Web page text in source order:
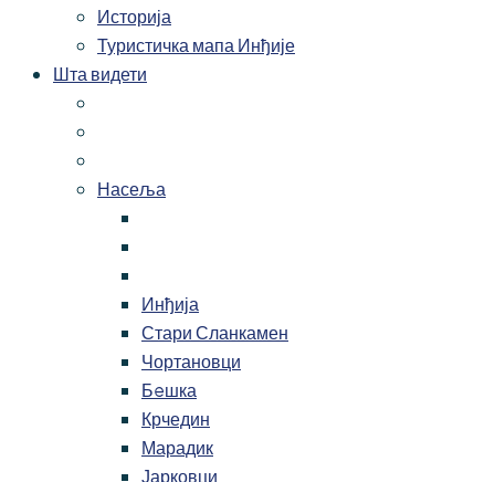
Историја
Туристичка мапа Инђије
Шта видети
Насеља
Инђија
Стари Сланкамен
Чортановци
Бeшка
Крчедин
Марадик
Јарковци